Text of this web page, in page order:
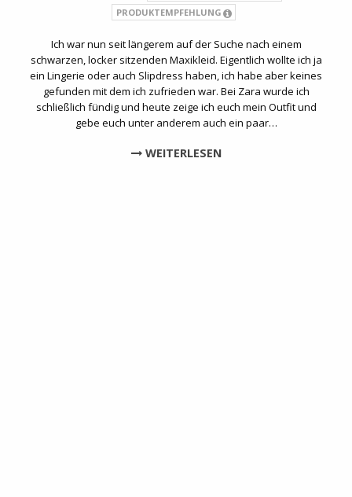
PRODUKTEMPFEHLUNG
Ich war nun seit längerem auf der Suche nach einem
schwarzen, locker sitzenden Maxikleid. Eigentlich wollte ich ja
ein Lingerie oder auch Slipdress haben, ich habe aber keines
gefunden mit dem ich zufrieden war. Bei Zara wurde ich
schließlich fündig und heute zeige ich euch mein Outfit und
gebe euch unter anderem auch ein paar…
WEITERLESEN